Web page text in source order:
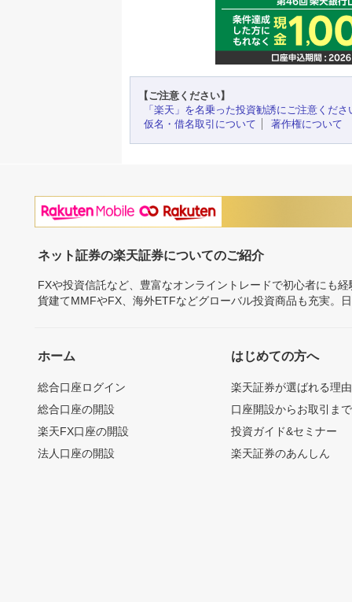
【ご注意ください】
「楽天」を名乗った投資勧誘にご注意くださ
仮名・借名取引について
著作権について
ネット証券の楽天証券についてのご紹介
FXや投資信託など、豊富なオンライントレードで初心者にも
貨建てMMFやFX、海外ETFなどグローバル投資商品も充実。
ホーム
総合口座ログイン
総合口座の開設
楽天FX口座の開設
法人口座の開設
はじめての方へ
楽天証券が選ばれる理由
口座開設からお取引ま
投資ガイド&セミナー
楽天証券のあんしん